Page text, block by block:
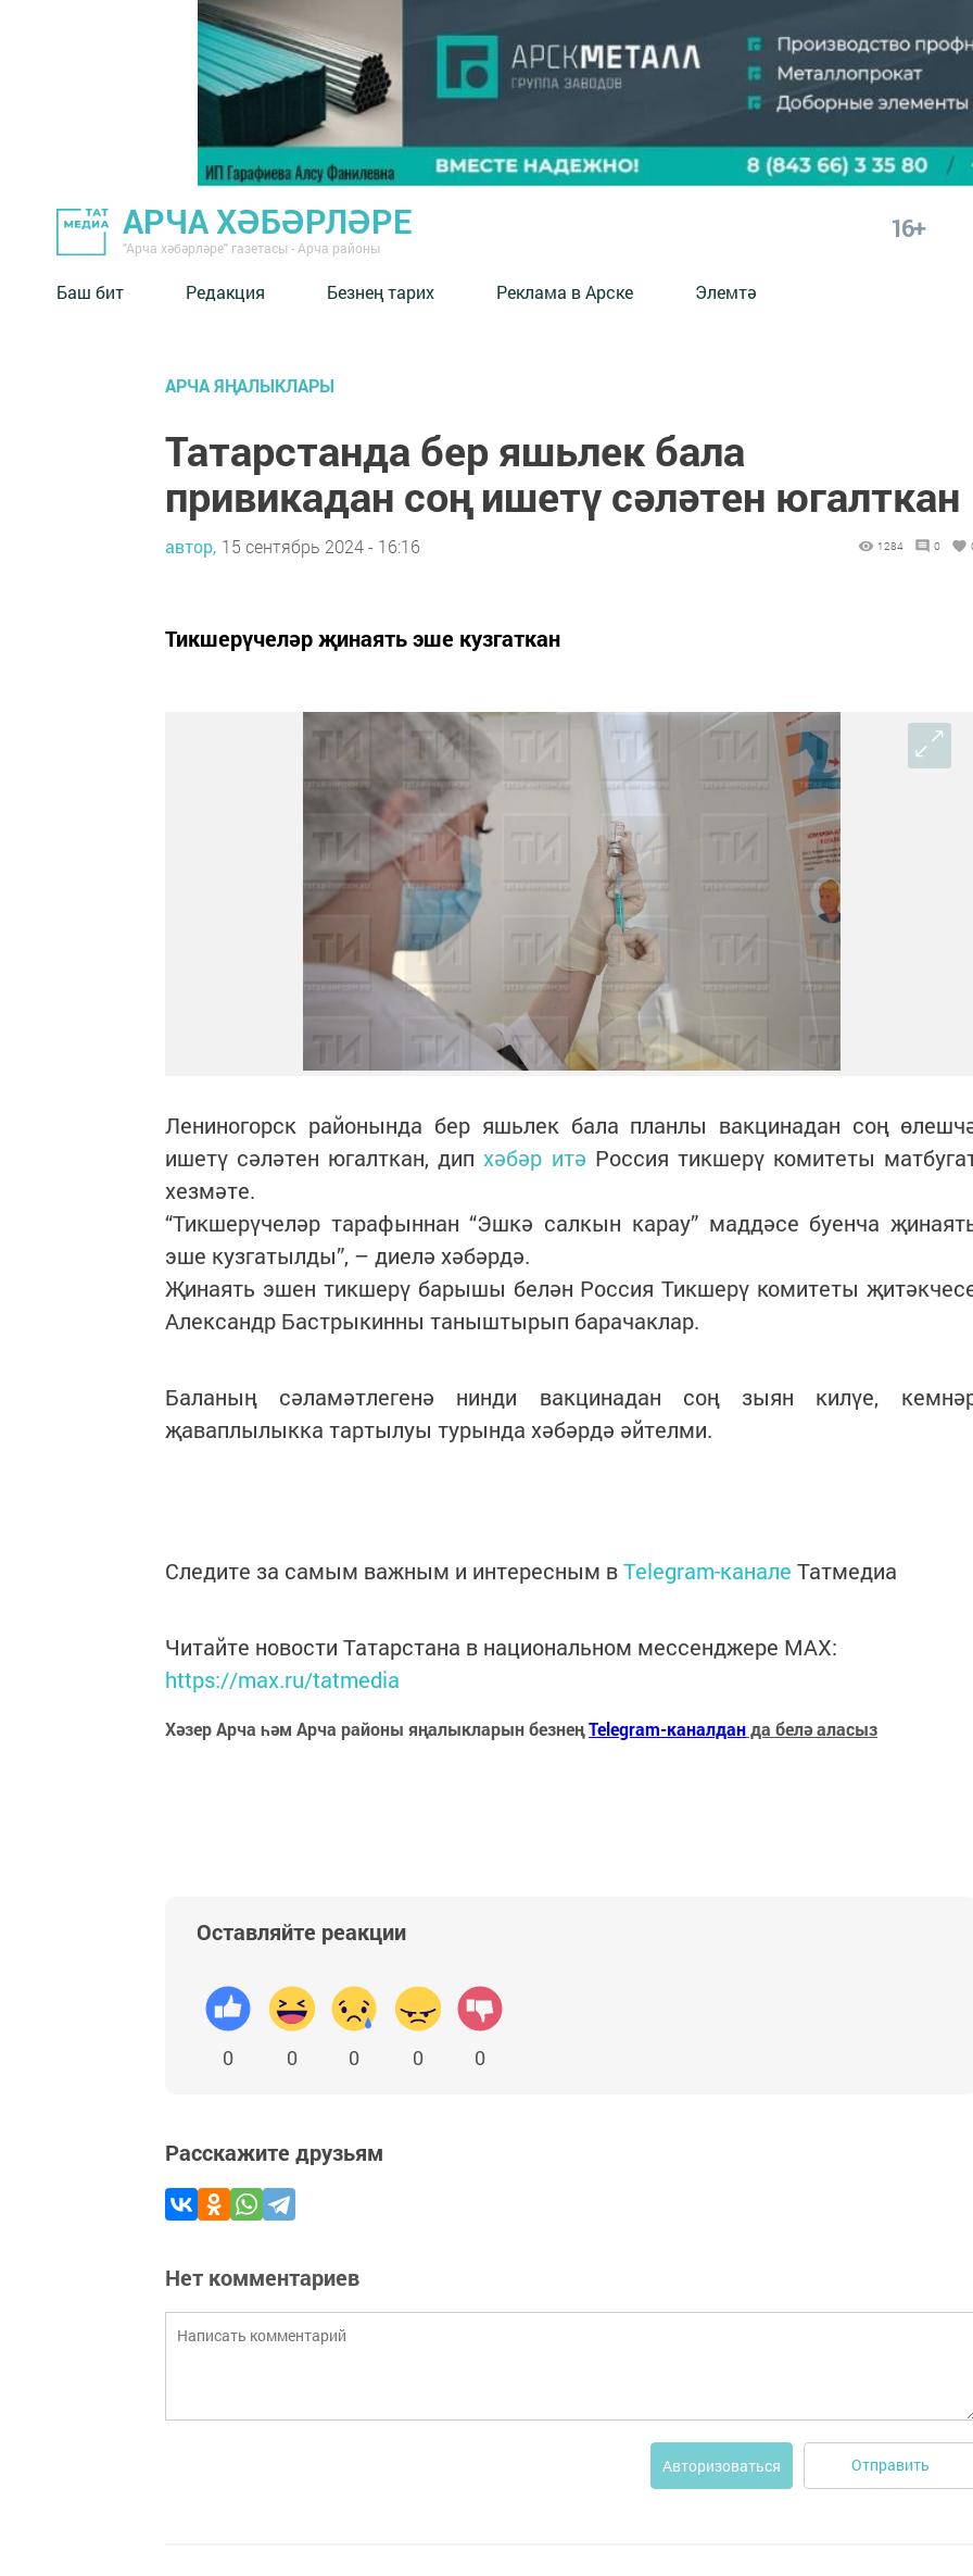
АРЧА ХӘБӘРЛӘРЕ
"Арча хәбәрләре" газетасы - Арча районы
16+
Баш бит Редакция Безнең тарих Реклама в Арске Элемтә
АРЧА ЯҢАЛЫКЛАРЫ
Татарстанда бер яшьлек бала
привикадан соң ишетү сәләтен югалткан
автор, 15 сентябрь 2024 - 16:16 1284 0
Тикшерүчеләр җинаять эше кузгаткан
Лениногорск районында бер яшьлек бала планлы вакцинадан соң
ишетү сәләтен югалткан, дипхәбәр итә Россия тикшерү комитеты
хезмәте.
“Тикшерүчеләр тарафыннан “Эшкә салкын карау” маддәсе буенча
эше кузгатылды”, – диелә хәбәрдә.
Җинаять эшен тикшерү барышы белән Россия Тикшерү комитеты
Александр Бастрыкинны таныштырып барачаклар.
Баланың сәламәтлегенә нинди вакцинадан соң зыян килүе,
җаваплылыкка тартылуы турында хәбәрдә әйтелми.
Следите за самым важным и интересным вTelegram-канале Татмедиа
Читайте новости Татарстана в национальном мессенджере MАХ:
https://max.ru/tatmedia
Хәзер Арча һәм Арча районы яңалыкларын безнеңTelegram-каналданда белә аласыз
Оставляйте реакции
0 0 0 0 0
Расскажите друзьям
Нет комментариев
Авторизоваться Отправить